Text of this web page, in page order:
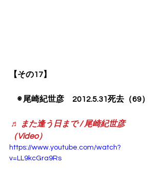
【その17】
◉ 尾崎紀世彦　2012.5.31死去（69）
♬ また逢う日まで / 尾崎紀世彦
（Video）
https://www.youtube.com/watch?
v=LL9kcGra9Rs